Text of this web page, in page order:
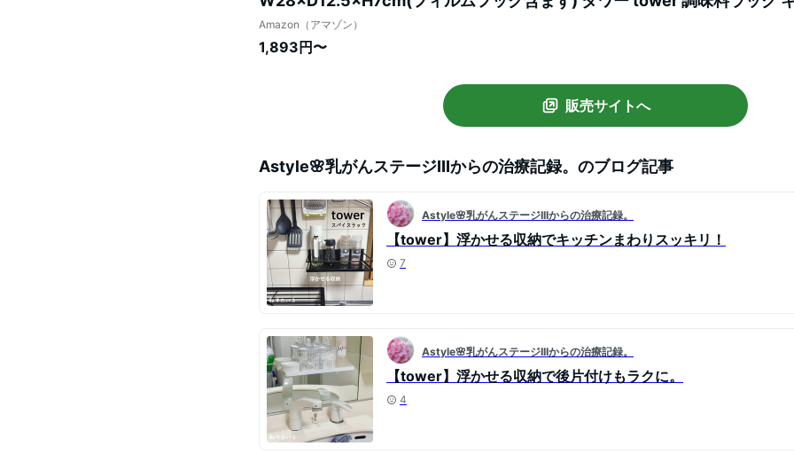
納 浮かせる収納 2185
Amazon（アマゾン）
1,893円〜
販売サイトへ
Astyle🌸乳がんステージIIIからの治療記録。 のブログ記事
Astyle🌸乳がんステージIIIからの治療記録。
【tower】浮かせる収納でキッチンまわりスッキリ！
7
Astyle🌸乳がんステージIIIからの治療記録。
【tower】浮かせる収納で後片付けもラクに。
4